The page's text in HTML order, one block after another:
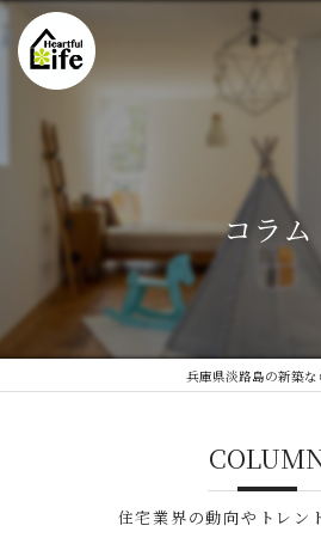
コラム
兵庫県淡路島の新築
住宅業界の動向やトレン